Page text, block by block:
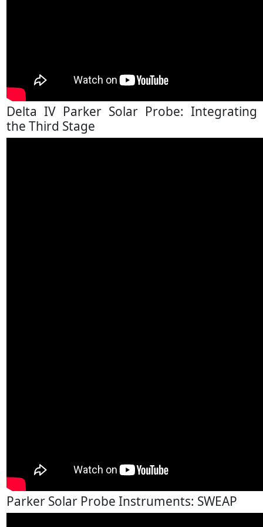
Delta IV Parker Solar Probe: Integrating
the Third Stage
Parker Solar Probe Instruments: SWEAP